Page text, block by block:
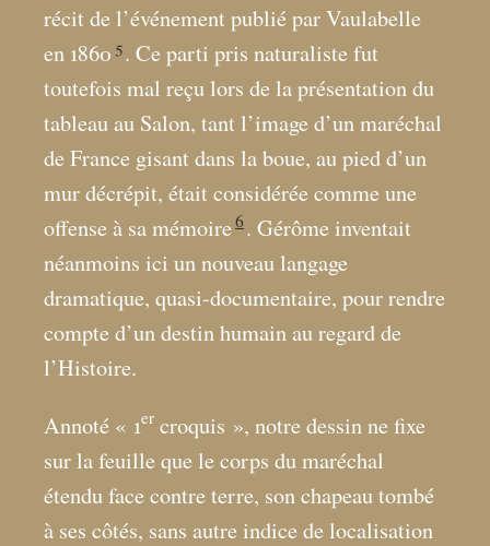
récit de l’événement publié par Vaulabelle
en 1860 5. Ce parti pris naturaliste fut
toutefois mal reçu lors de la présentation du
tableau au Salon, tant l’image d’un maréchal
de France gisant dans la boue, au pied d’un
mur décrépit, était considérée comme une
offense à sa mémoire6 . Gérôme inventait
néanmoins ici un nouveau langage
dramatique, quasi-documentaire, pour rendre
compte d’un destin humain au regard de
l’Histoire.
Annoté « 1er croquis », notre dessin ne fixe
sur la feuille que le corps du maréchal
étendu face contre terre, son chapeau tombé
à ses côtés, sans autre indice de localisation